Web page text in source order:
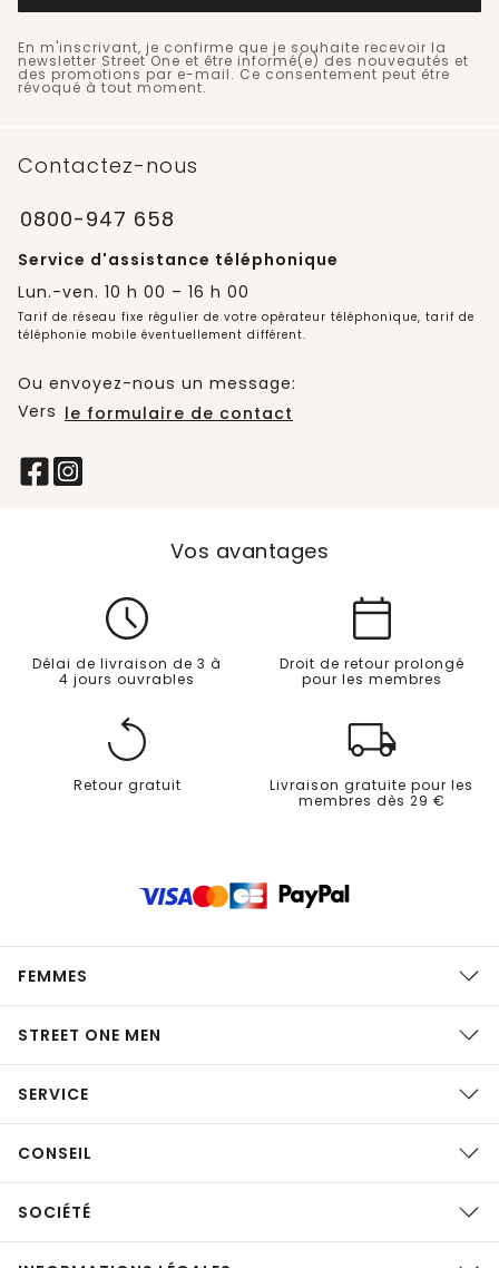
En m'inscrivant, je confirme que je souhaite recevoir la
newsletter Street One et être informé(e) des nouveautés et
des promotions par e-mail. Ce consentement peut être
révoqué à tout moment.
Contactez-nous
0800-947 658
Service d'assistance téléphonique
Lun.-ven. 10 h 00 – 16 h 00
Tarif de réseau fixe régulier de votre opérateur téléphonique, tarif de
téléphonie mobile éventuellement différent.
Ou envoyez-nous un message:
Vers le formulaire de contact
Vos avantages
Délai de livraison de 3 à
4 jours ouvrables
Droit de retour prolongé
pour les membres
Retour gratuit
Livraison gratuite pour les
membres dès 29 €
FEMMES
STREET ONE MEN
SERVICE
CONSEIL
SOCIÉTÉ